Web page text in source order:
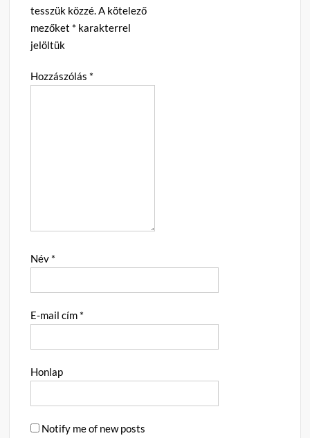
tesszük közzé. A kötelező
mezőket * karakterrel
jelöltük
Hozzászólás *
Név *
E-mail cím *
Honlap
Notify me of new posts